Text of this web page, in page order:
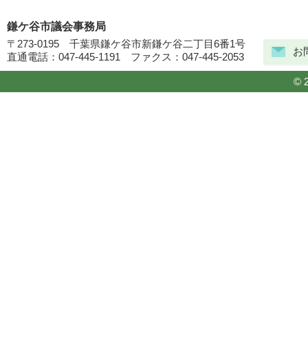
鎌ケ谷市議会事務局
〒273-0195 千葉県鎌ケ谷市新鎌ケ谷二丁目6番1号
直通電話：047-445-1191 ファクス：047-445-2053
お
©